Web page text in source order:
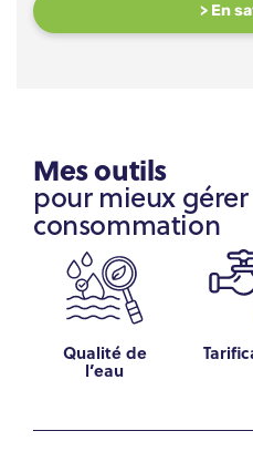
> En
Mes outils
pour mieux
consommation
Qualité de
l’eau